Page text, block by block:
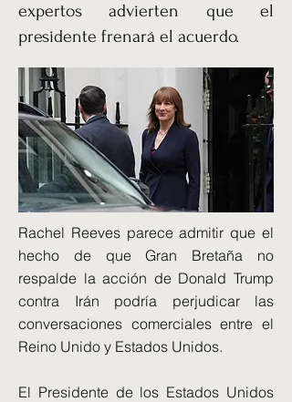
expertos advierten que el
presidente frenará el acuerdo.
Rachel Reeves parece admitir que el
hecho de que Gran Bretaña no
respalde la acción de Donald Trump
contra Irán podría perjudicar las
conversaciones comerciales entre el
Reino Unido y Estados Unidos.
El Presidente de los Estados Unidos